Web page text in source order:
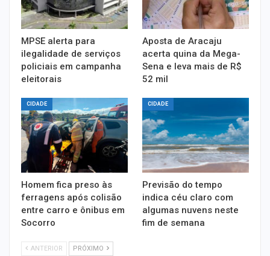
MPSE alerta para
ilegalidade de serviços
policiais em campanha
eleitorais
Aposta de Aracaju
acerta quina da Mega-
Sena e leva mais de R$
52 mil
CIDADE
Homem fica preso às
ferragens após colisão
entre carro e ônibus em
Socorro
CIDADE
Previsão do tempo
indica céu claro com
algumas nuvens neste
fim de semana
ANTERIOR PRÓXIMO